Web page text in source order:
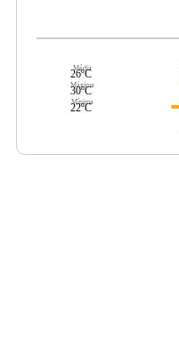
Média
26ºC
Máxima
30ºC
Mínima
22ºC